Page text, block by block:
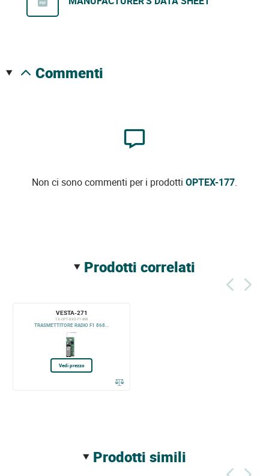
commenti
Non ci sono commenti per i prodotti OPTEX-177.
prodotti correlati
VESTA-271
TX-OPT-BXS-F1-868
TRASMETTITORE RADIO F1 868...
Vedi prezzo
prodotti simili